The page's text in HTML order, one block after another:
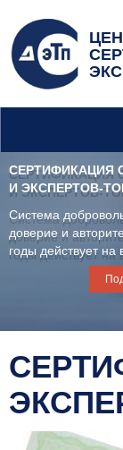
СЕРТИФИКАЦИЯ
И ЭКСПЕРТОВ-
Система
доверие и
годы действует